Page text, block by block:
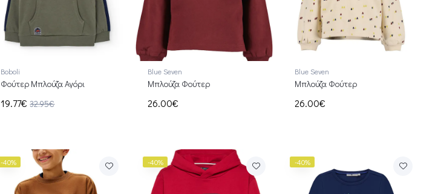
Boboli
Φούτερ Μπλούζα Αγόρι
19.77€ 32.95€
Blue Seven
Μπλούζα Φούτερ
26.00€
Blue Seven
Μπλούζα Φούτερ
26.00€
-40% -40% -40%